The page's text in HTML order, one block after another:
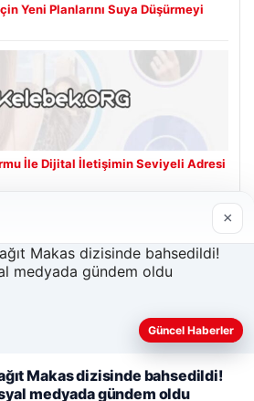
Yeni Planlarını Suya Düşürmeyi
İle Dijital İletişimin Seviyeli Adresi
daha iyi anlayabilmek,
×
Güncel Haberler
Makas dizisinde bahsedildi!
medyada gündem oldu